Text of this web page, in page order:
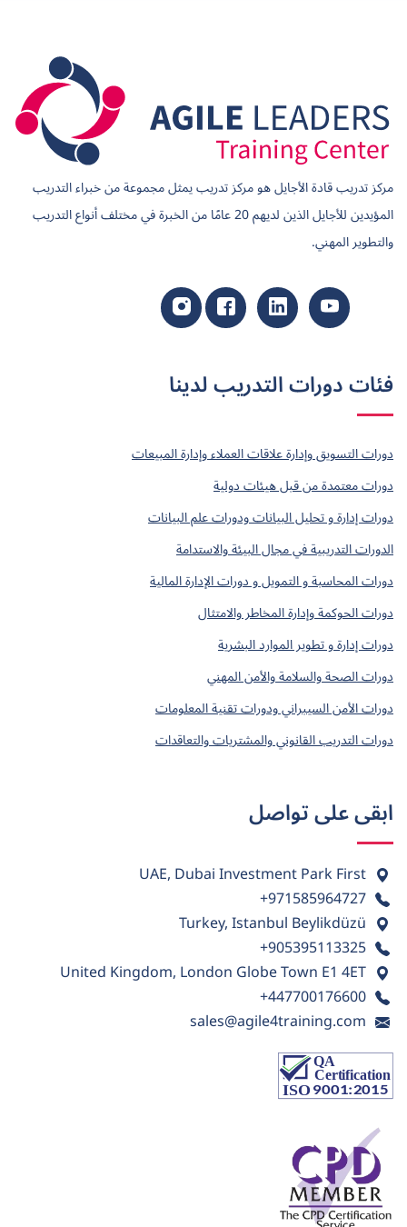
مركز تدريب قادة الأجايل هو مركز تدريب يمثل مجموعة من خبراء التدريب
المؤيدين للأجايل الذين لديهم 20 عامًا من الخبرة في مختلف أنواع التدريب
والتطوير المهني.
فئات دورات التدريب لدينا
دورات التسويق وإدارة علاقات العملاء وإدارة المبيعات
دورات معتمدة من قبل هيئات دولية
دورات إدارة و تحليل البيانات ودورات علم البيانات
الدورات التدريبية في مجال البيئة والاستدامة
دورات المحاسبة و التمويل و دورات الإدارة المالية
دورات الحوكمة وإدارة المخاطر والامتثال
دورات إدارة و تطوير الموارد البشرية
دورات الصحة والسلامة والأمن المهني
دورات الأمن السيبراني ودورات تقنية المعلومات
دورات التدريب القانوني والمشتريات والتعاقدات
ابقى على تواصل
UAE, Dubai Investment Park First
+971585964727
Turkey, Istanbul Beylikdüzü
+905395113325
United Kingdom, London Globe Town E1 4ET
+447700176600
sales@agile4training.com